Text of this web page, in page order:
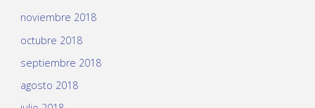
noviembre 2018
octubre 2018
septiembre 2018
agosto 2018